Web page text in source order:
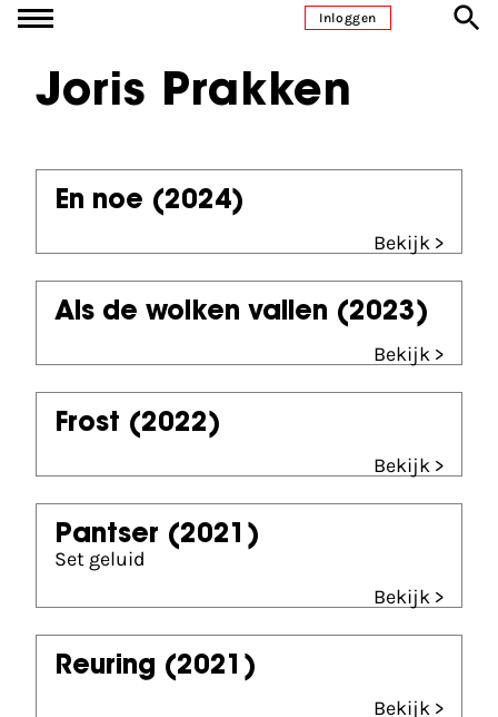
Ga naar inhoudInloggen
Joris Prakken
En noe (2024)
Bekijk >
Als de wolken vallen (2023)
Bekijk >
Frost (2022)
Bekijk >
Pantser (2021)
Set geluid
Bekijk >
Reuring (2021)
Bekijk >